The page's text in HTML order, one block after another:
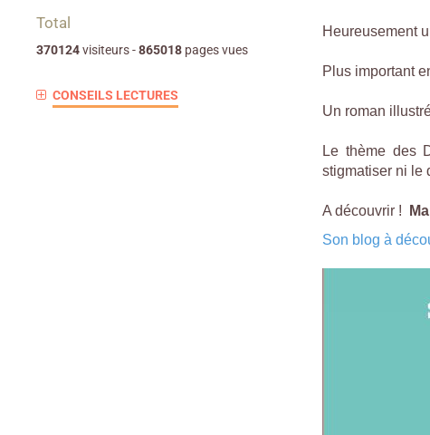
Heureusement
Plus important
Un roman
Le thème des
stigmatiser ni le
A découvrir !
Son blog à
Total
370124visiteurs -865018 pages vues
CONSEILS LECTURES